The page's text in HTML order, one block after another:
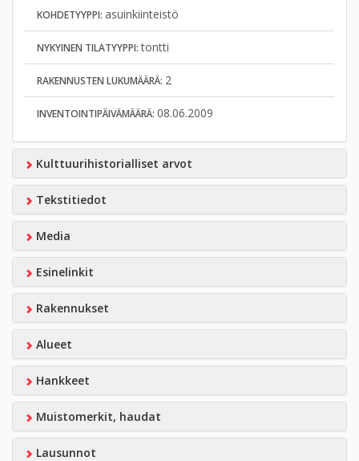
KOHDETYYPPI: asuinkiinteistö
NYKYINEN TILATYYPPI:tontti
RAKENNUSTEN LUKUMÄÄRÄ: 2
INVENTOINTIPÄIVÄMÄÄRÄ: 08.06.2009
Kulttuurihistorialliset arvot
Tekstitiedot
Media
Esinelinkit
Rakennukset
Alueet
Hankkeet
Muistomerkit, haudat
Lausunnot